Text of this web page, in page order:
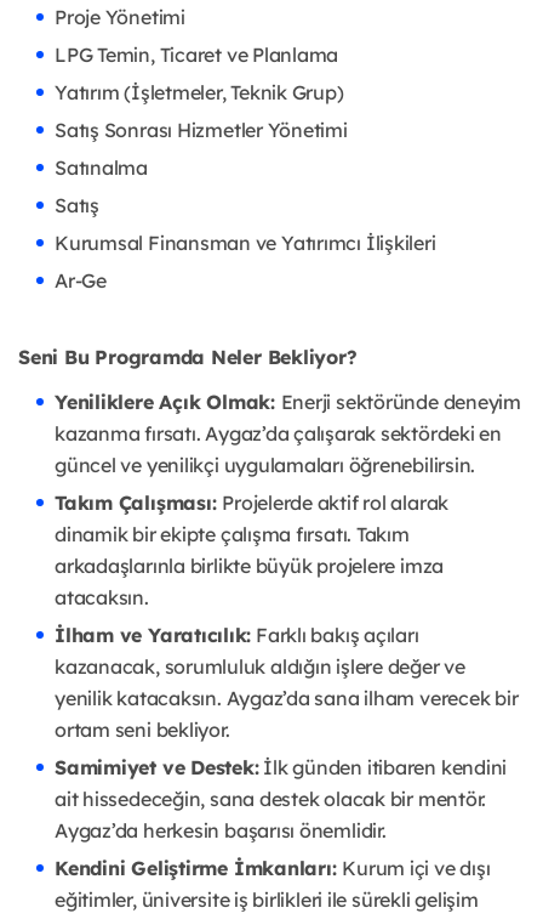
Proje Yönetimi
LPG Temin, Ticaret ve Planlama
Yatırım (İşletmeler, Teknik Grup)
Satış Sonrası Hizmetler Yönetimi
Satınalma
Satış
Kurumsal Finansman ve Yatırımcı İlişkileri
Ar-Ge
Seni Bu Programda Neler Bekliyor?
Yeniliklere Açık Olmak: Enerji sektöründe deneyim
kazanma fırsatı. Aygaz’da çalışarak sektördeki en
güncel ve yenilikçi uygulamaları öğrenebilirsin.
Takım Çalışması: Projelerde aktif rol alarak
dinamik bir ekipte çalışma fırsatı. Takım
arkadaşlarınla birlikte büyük projelere imza
atacaksın.
İlham ve Yaratıcılık: Farklı bakış açıları
kazanacak, sorumluluk aldığın işlere değer ve
yenilik katacaksın. Aygaz’da sana ilham verecek bir
ortam seni bekliyor.
Samimiyet ve Destek:İlk günden itibaren kendini
ait hissedeceğin, sana destek olacak bir mentör.
Aygaz’da herkesin başarısı önemlidir.
Kendini Geliştirme İmkanları: Kurum içi ve dışı
eğitimler, üniversite iş birlikleri ile sürekli gelişim